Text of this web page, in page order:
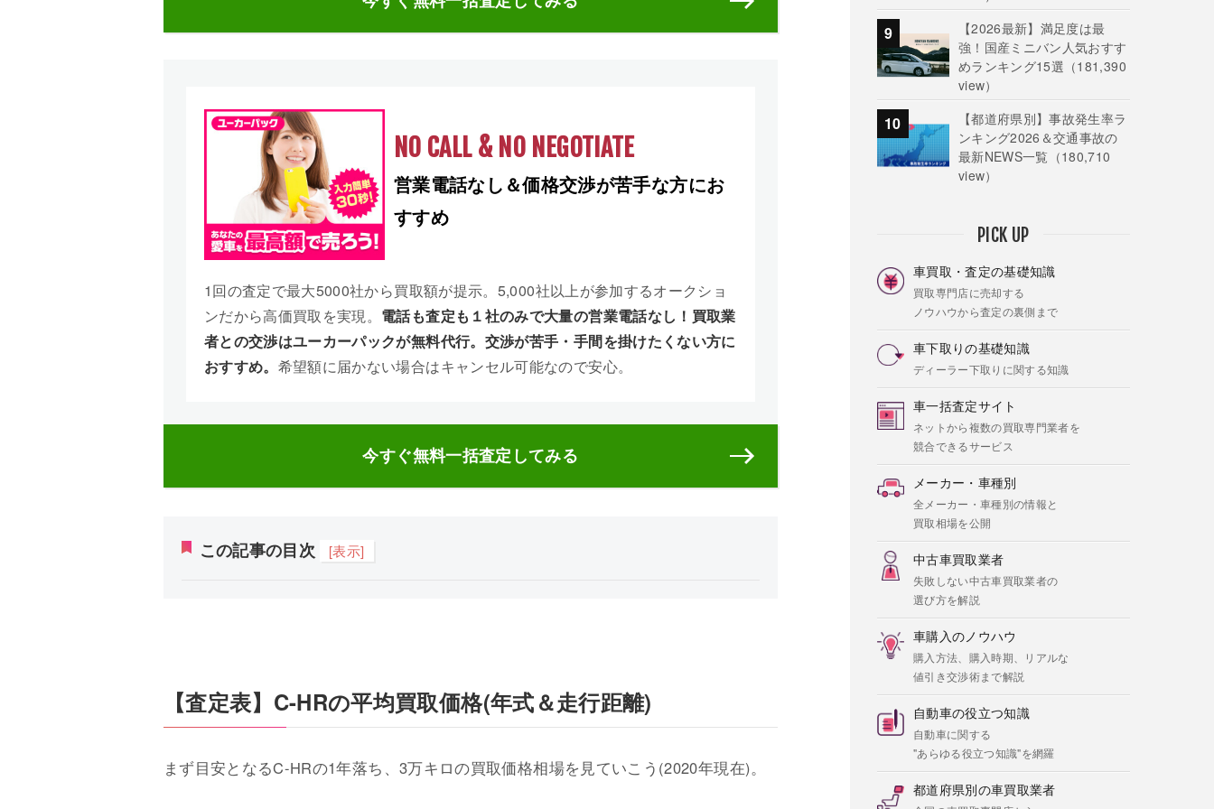
NO CALL & NO NEGOTIATE
営業電話なし＆価格交渉が苦手な方にお
すすめ
1回の査定で最大5000社から買取額が提示。5,000社以上が参加するオークショ
ンだから高価買取を実現。 電話も査定も１社のみで大量の営業電話なし！買取業
者との交渉はユーカーパックが無料代行。交渉が苦手・手間を掛けたくない方に
おすすめ。 希望額に届かない場合はキャンセル可能なので安心。
今すぐ無料一括査定してみる
この記事の目次 [表示]
【査定表】C-HRの平均買取価格(年式＆走行距離)
まず目安となるC-HRの1年落ち、3万キロの買取価格相場を見ていこう(2020年現在)。
【2026最新】満足度は最
強！国産ミニバン人気おすす
めランキング15選 （181,390
view）
【都道府県別】事故発生率ラ
ンキング2026＆交通事故の
最新NEWS一覧 （180,710
view）
PICK UP
車買取・査定の基礎知識
買取専門店に売却する
ノウハウから査定の裏側まで
車下取りの基礎知識
ディーラー下取りに関する知識
車一括査定サイト
ネットから複数の買取専門業者を
競合できるサービス
メーカー・車種別
全メーカー・車種別の情報と
買取相場を公開
中古車買取業者
失敗しない中古車買取業者の
選び方を解説
車購入のノウハウ
購入方法、購入時期、リアルな
値引き交渉術まで解説
自動車の役立つ知識
自動車に関する
"あらゆる役立つ知識"を網羅
都道府県別の車買取業者